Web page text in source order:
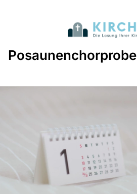
Posaunenchorprobe